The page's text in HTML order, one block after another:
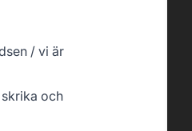
/ vi är
och